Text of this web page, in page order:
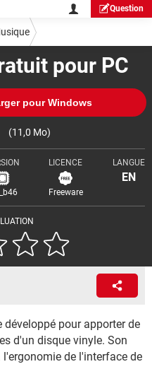
Question
pour PC
pour Windows
(11,0 Mo)
LICENCE
Freeware
LANGUE
EN
pour apporter de
d'un disque vinyle. Son
de l'interface de